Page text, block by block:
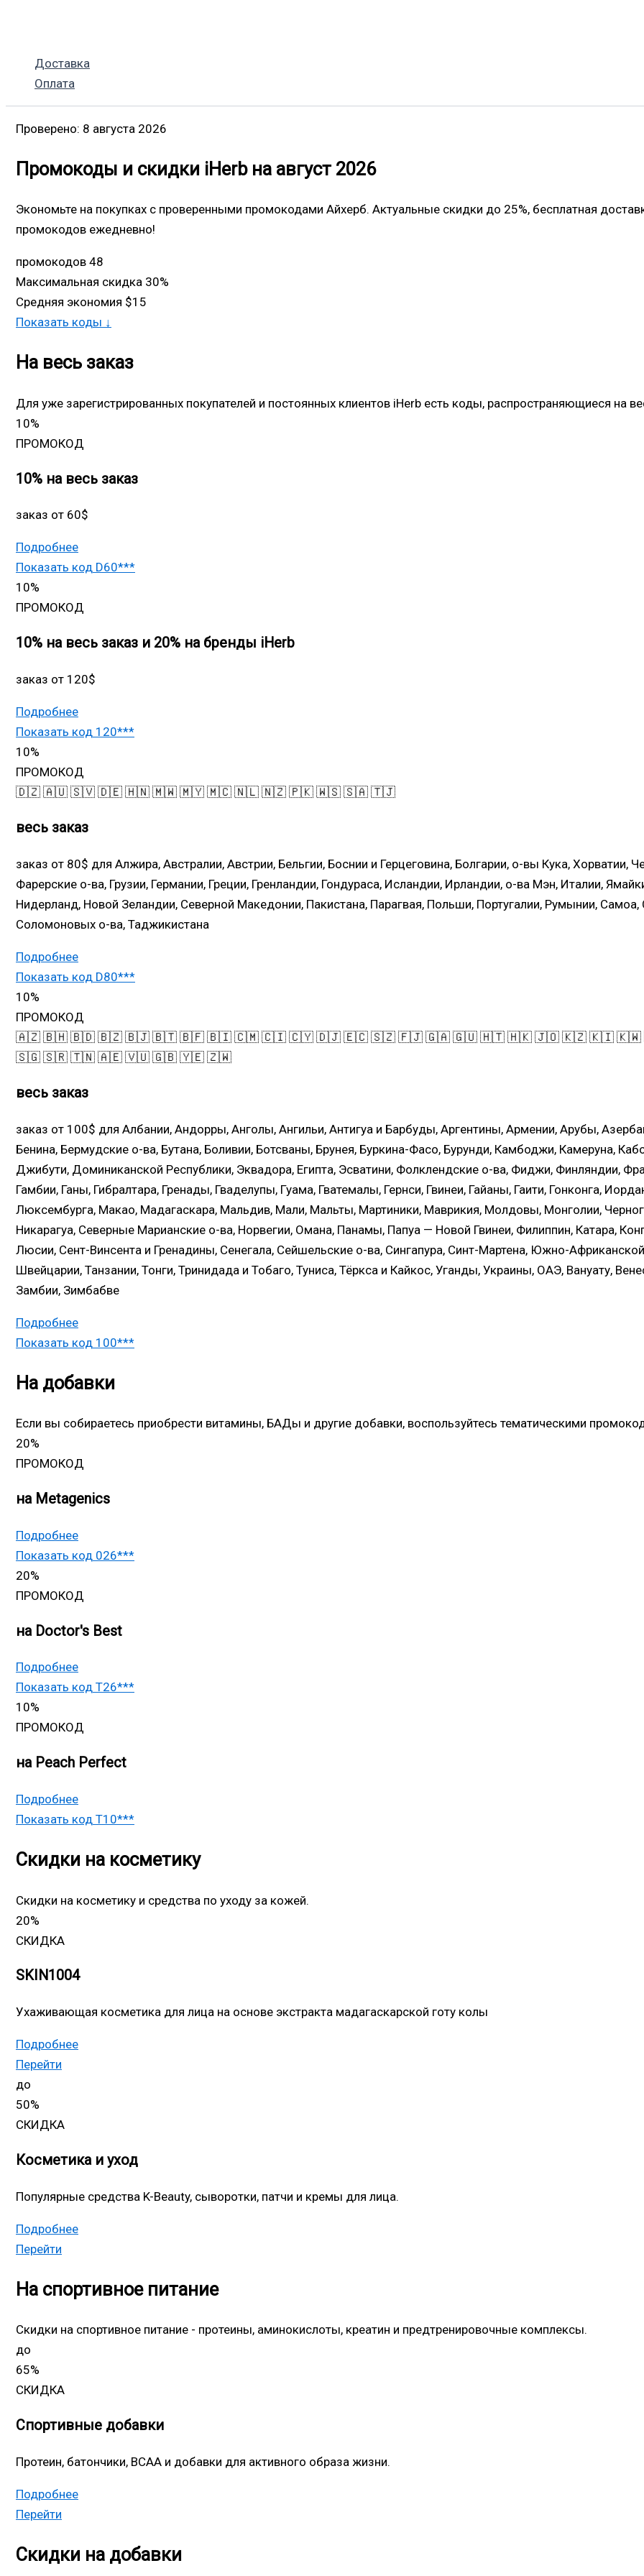
содержимому
Доставка
Оплата
Проверено: 8 августа 2026
Промокоды и скидки iHerb на август 2026
Экономьте на покупках с проверенными промокодами Айхерб. Актуальные скидки до 25%, бесплатная
промокодов ежедневно!
промокодов 48
Максимальная скидка 30%
Средняя экономия $15
Показать коды ↓
На весь заказ
Для уже зарегистрированных покупателей и постоянных клиентов iHerb есть коды, распространяющиеся на
10%
ПРОМОКОД
10% на весь заказ
заказ от 60$
Подробнее
Показать код D60***
10%
ПРОМОКОД
10% на весь заказ и 20% на бренды iHerb
заказ от 120$
Подробнее
Показать код 120***
10%
ПРОМОКОД
🇩🇿 🇦🇺 🇸🇻 🇩🇪 🇭🇳 🇲🇼 🇲🇾 🇲🇨 🇳🇱 🇳🇿 🇵🇰 🇼🇸 🇸🇦 🇹🇯
весь заказ
заказ от 80$ для Алжира, Австралии, Австрии, Бельгии, Боснии и Герцеговина, Болгарии, о-вы Кука, Хорватии,
Фарерские о-ва, Грузии, Германии, Греции, Гренландии, Гондураса, Исландии, Ирландии, о-ва Мэн, Италии,
Нидерланд, Новой Зеландии, Северной Македонии, Пакистана, Парагвая, Польши, Португалии, Румынии,
Соломоновых о-ва, Таджикистана
Подробнее
Показать код D80***
10%
ПРОМОКОД
🇦🇿 🇧🇭 🇧🇩 🇧🇿 🇧🇯 🇧🇹 🇧🇫 🇧🇮 🇨🇲 🇨🇮 🇨🇾 🇩🇯 🇪🇨 🇸🇿 🇫🇯 🇬🇦 🇬🇺 🇭🇹 🇭🇰 🇯🇴 🇰🇿 🇰🇮
🇸🇬 🇸🇷 🇹🇳 🇦🇪 🇻🇺 🇬🇧 🇾🇪 🇿🇼
весь заказ
заказ от 100$ для Албании, Андорры, Анголы, Ангильи, Антигуа и Барбуды, Аргентины, Армении, Арубы,
Бенина, Бермудские о-ва, Бутана, Боливии, Ботсваны, Брунея, Буркина-Фасо, Бурунди, Камбоджи, Камеруна,
Джибути, Доминиканской Республики, Эквадора, Египта, Эсватини, Фолклендские о-ва, Фиджи, Финляндии,
Гамбии, Ганы, Гибралтара, Гренады, Гваделупы, Гуама, Гватемалы, Гернси, Гвинеи, Гайаны, Гаити, Гонконга,
Люксембурга, Макао, Мадагаскара, Мальдив, Мали, Мальты, Мартиники, Маврикия, Молдовы, Монголии,
Никарагуа, Северные Марианские о-ва, Норвегии, Омана, Панамы, Папуа — Новой Гвинеи, Филиппин, Катара,
Люсии, Сент-Винсента и Гренадины, Сенегала, Сейшельские о-ва, Сингапура, Синт-Мартена, Южно-
Швейцарии, Танзании, Тонги, Тринидада и Тобаго, Туниса, Тёркса и Кайкос, Уганды, Украины, ОАЭ, Вануату,
Замбии, Зимбабве
Подробнее
Показать код 100***
На добавки
Если вы собираетесь приобрести витамины, БАДы и другие добавки, воспользуйтесь тематическими
20%
ПРОМОКОД
на Metagenics
Подробнее
Показать код 026***
20%
ПРОМОКОД
на Doctor's Best
Подробнее
Показать код T26***
10%
ПРОМОКОД
на Peach Perfect
Подробнее
Показать код T10***
Скидки на косметику
Скидки на косметику и средства по уходу за кожей.
20%
СКИДКА
SKIN1004
Ухаживающая косметика для лица на основе экстракта мадагаскарской готу колы
Подробнее
Перейти
до
50%
СКИДКА
Косметика и уход
Популярные средства K-Beauty, сыворотки, патчи и кремы для лица.
Подробнее
Перейти
На спортивное питание
Скидки на спортивное питание - протеины, аминокислоты, креатин и предтренировочные комплексы.
до
65%
СКИДКА
Спортивные добавки
Протеин, батончики, BCAA и добавки для активного образа жизни.
Подробнее
Перейти
Скидки на добавки